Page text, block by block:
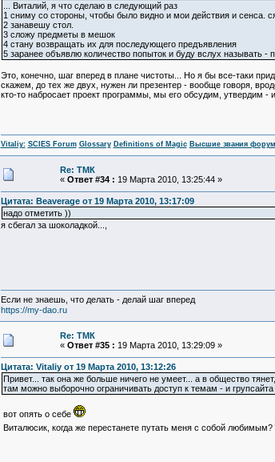
... Виталий, я что сделаю в следующий раз
1 сниму со стороны, чтобы было видно и мои действия и сенса.
2 занавешу стол.
3 сложу предметы в мешок
4 стану возвращать их для последующего предъявления
5 заранее объявлю количество попыток и буду вслух называть -
Это, конечно, шаг вперед в плане чистоты... Но я бы все-таки
скажем, до тех же двух, нужен ли презентер - вообще говоря,
кто-то набросает проект программы, мы его обсудим, утвердим -
Vitaliy: SCIES Forum Glossary Definitions of Magic Высшие звания
Re: ТМК
« Ответ #34 : 19 Марта 2010, 13:25:44 »
Цитата: Beaverage от 19 Марта 2010, 13:17:09
надо отметить ))
я сбегал за шоколадкой...,
Если не знаешь, что делать - делай шаг вперед
https://my-dao.ru
Re: ТМК
« Ответ #35 : 19 Марта 2010, 13:29:09 »
Цитата: Vitaliy от 19 Марта 2010, 13:12:26
Привет... так она же больше ничего не умеет... а в общество
там можно выборочно ограничивать доступ к темам - и
вот опять о себе
Виталюсик, когда же перестанете путать меня с собой любимым?